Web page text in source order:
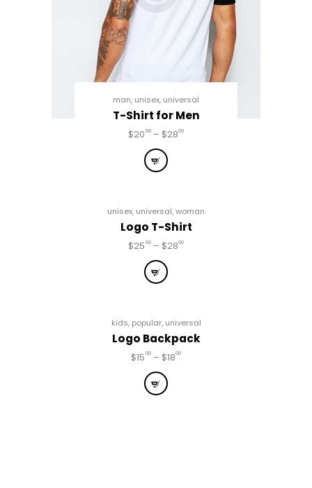
man, unisex, universal
T-Shirt for Men
$2000– $2800
unisex, universal,woman
Logo T-Shirt
$2500– $2800
kids, popular, universal
Logo Backpack
$1500– $1800